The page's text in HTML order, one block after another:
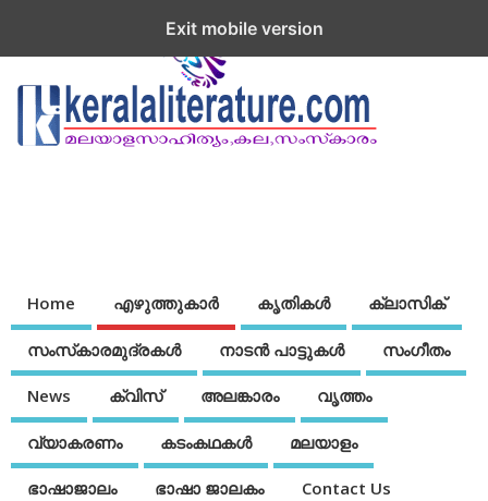
Home എഴുത്തുകാര്‍ കൃതികൾ ക്ലാസിക്
സംസ്‌കാരമുദ്രകള്‍ നാടന്‍ പാട്ടുകള്‍ സംഗീതം
News ക്വിസ് അലങ്കാരം വൃത്തം
വ്യാകരണം കടംകഥകള്‍ മലയാളം
ഭാഷാജാലം ഭാഷാ ജാലകം Contact Us
Exit mobile version